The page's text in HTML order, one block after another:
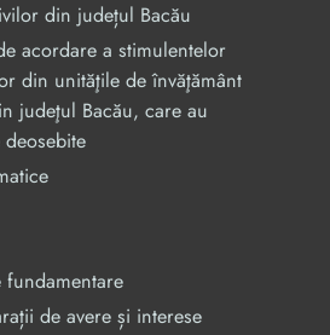
din județul Bacău
acordare a stimulentelor
din unităţile de învăţământ
judeţul Bacău, care au
fundamentare
de avere și interese